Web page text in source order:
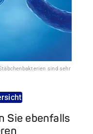
sind sehr
Sie ebenfalls